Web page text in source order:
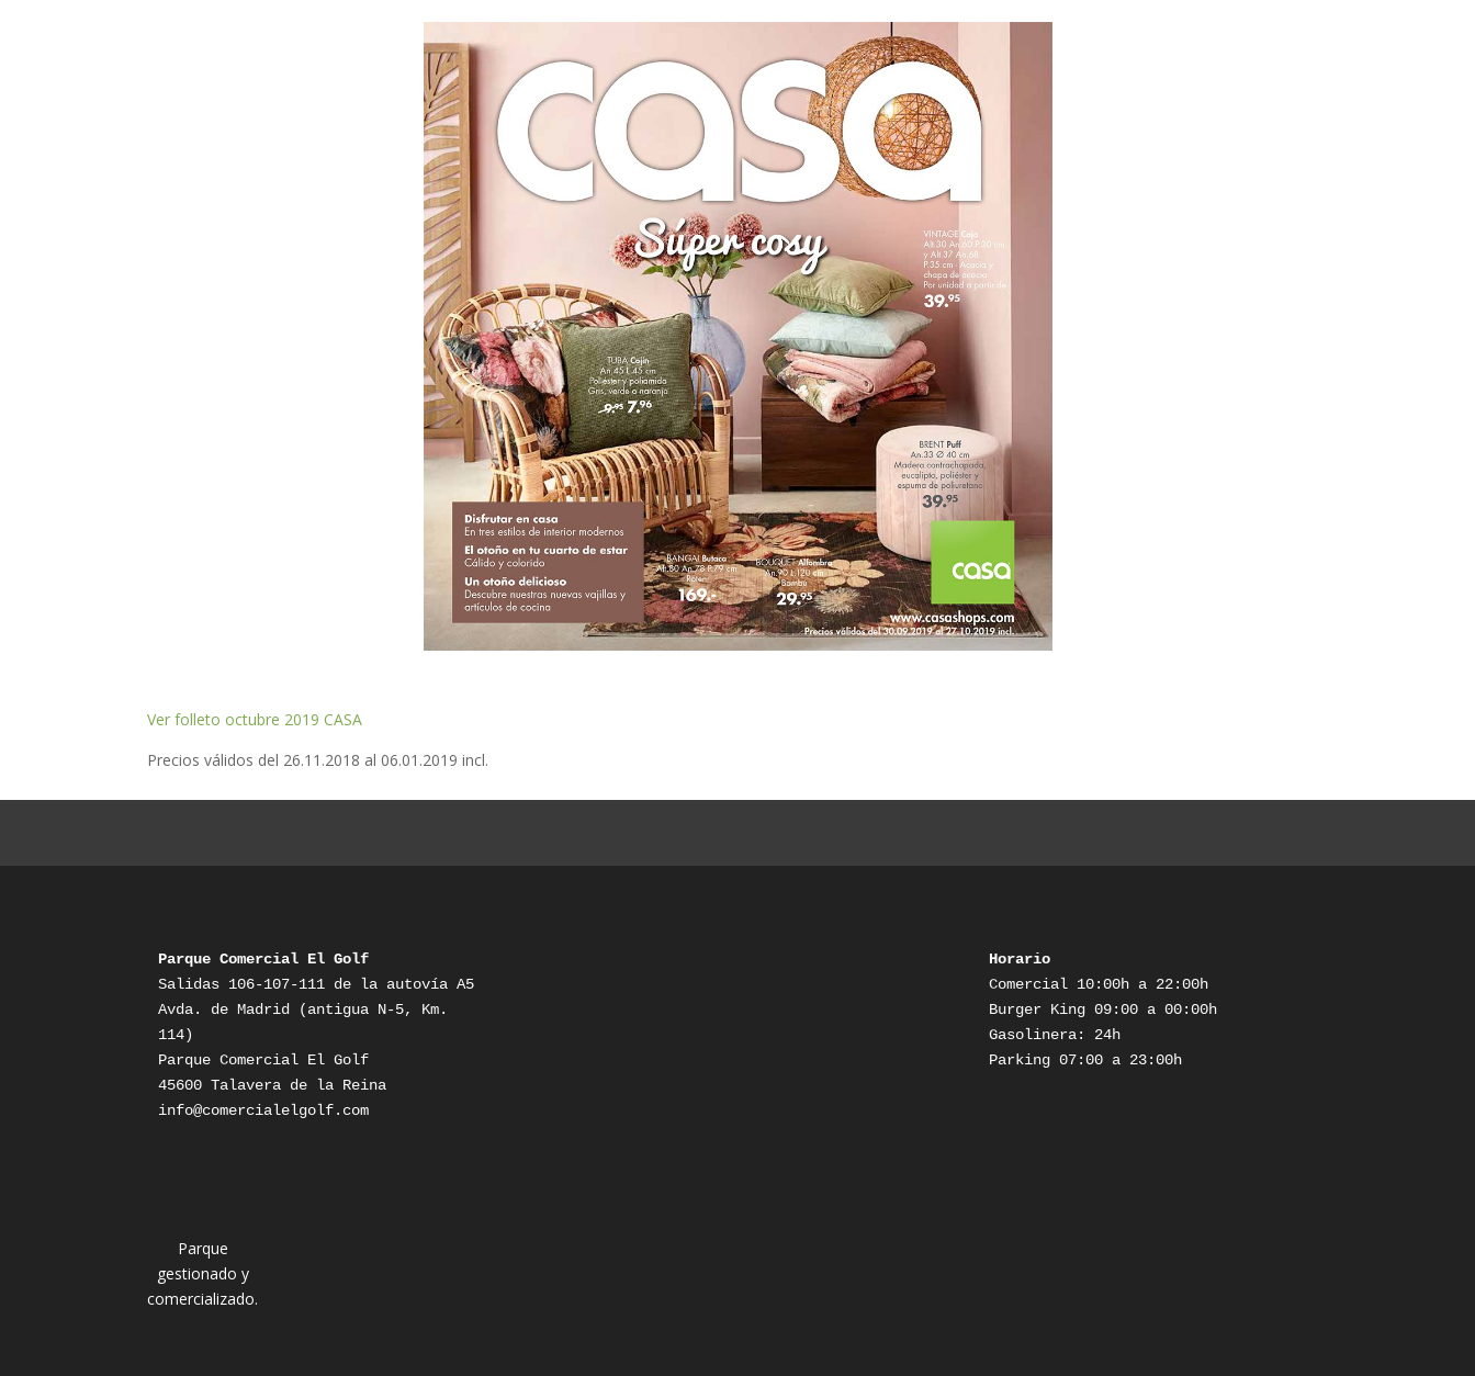
Ver folleto octubre 2019 CASA
Precios válidos del 26.11.2018 al 06.01.2019 incl.
Parque Comercial El Golf
Salidas 106-107-111 de la autovía A5
Avda. de Madrid (antigua N-5, Km.
114)
Parque Comercial El Golf
info@comercialelgolf.com
Parque
gestionado y
comercializado.
Horario
Comercial 10:00h a 22:00h
Burger King 09:00 a 00:00h
Gasolinera: 24h
Parking 07:00 a 23:00h